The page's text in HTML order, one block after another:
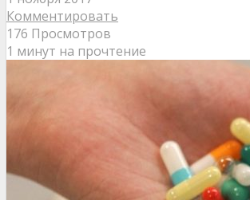
Комментировать
176 Просмотров
1 минут на прочтение